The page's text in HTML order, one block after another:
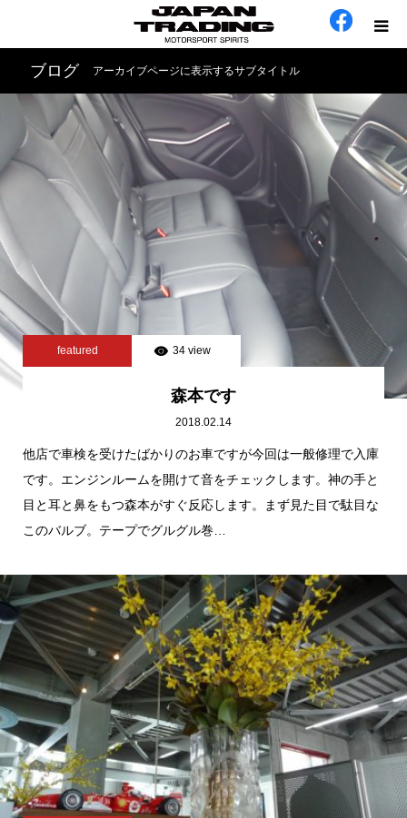
ブログ アーカイブページに表示するサブタイトル
featured 34 view
森本です
2018.02.14
他店で車検を受けたばかりのお車ですが今回は一般修理で入庫
です。エンジンルームを開けて音をチェックします。神の手と
目と耳と鼻をもつ森本がすぐ反応します。まず見た目で駄目な
このバルブ。テープでグルグル巻…
ホーム
在庫車
会社概要
カテゴリー
工場日誌
お問い合わせ